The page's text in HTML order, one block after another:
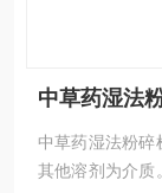
中草药湿法
中草药湿法粉碎
其他溶剂为介质